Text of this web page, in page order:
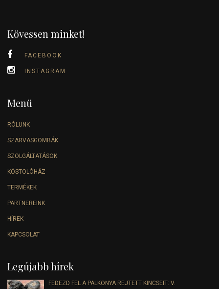
Kövessen minket!
FACEBOOK
INSTAGRAM
Menü
RÓLUNK
SZARVASGOMBÁK
SZOLGÁLTATÁSOK
KÓSTOLÓHÁZ
TERMÉKEK
PARTNEREINK
HÍREK
KAPCSOLAT
Legújabb hírek
FEDEZD FEL A PALKONYA REJTETT KINCSEIT: V.